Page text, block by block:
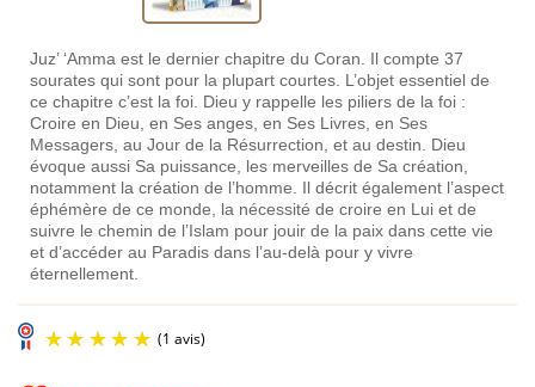
Juz’ ‘Amma est le dernier chapitre du Coran. Il compte 37
sourates qui sont pour la plupart courtes. L’objet essentiel de
ce chapitre c’est la foi. Dieu y rappelle les piliers de la foi :
Croire en Dieu, en Ses anges, en Ses Livres, en Ses
Messagers, au Jour de la Résurrection, et au destin. Dieu
évoque aussi Sa puissance, les merveilles de Sa création,
notamment la création de l’homme. Il décrit également l’aspect
éphémère de ce monde, la nécessité de croire en Lui et de
suivre le chemin de l’Islam pour jouir de la paix dans cette vie
et d’accéder au Paradis dans l’au-delà pour y vivre
éternellement.